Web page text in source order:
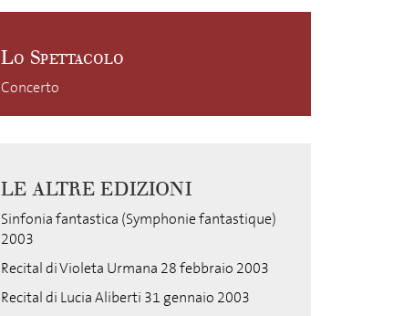
Lo Spettacolo
Concerto
LE ALTRE EDIZIONI
Sinfonia fantastica (Symphonie fantastique)
2003
Recital di Violeta Urmana 28 febbraio 2003
Recital di Lucia Aliberti 31 gennaio 2003